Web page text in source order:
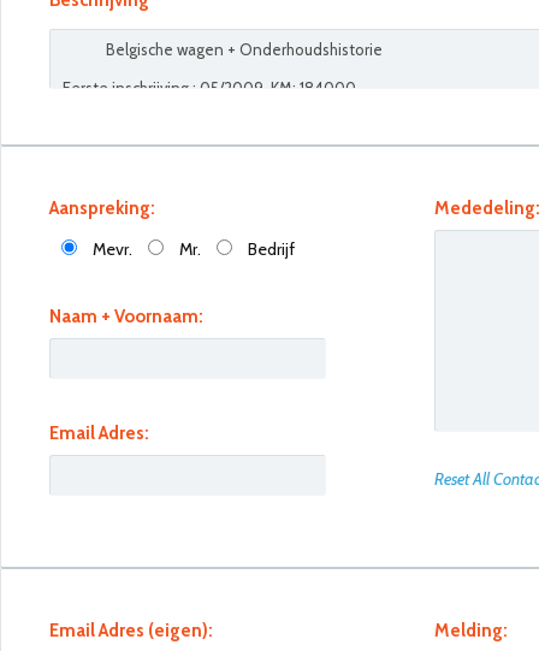
Aanspreking:
Mevr.
Mr. Bedrijf
Naam + Voornaam:
Email Adres:
Mededeling:
Reset All
Email Adres (eigen): Melding: